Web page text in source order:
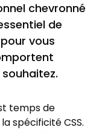
chevronné
de
vous
temps de
spécificité CSS.